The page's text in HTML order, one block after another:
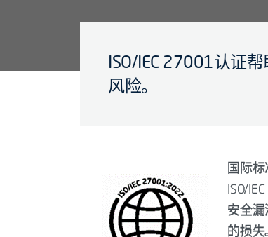
ISO/IEC 27001认证
风险。
国际
ISO/
安全
的损